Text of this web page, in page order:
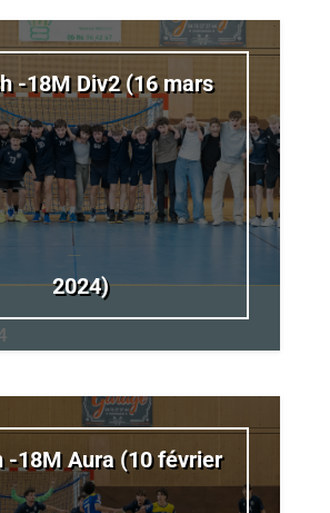
-18M Div2 (16 mars
2024)
-18M Aura (10 février